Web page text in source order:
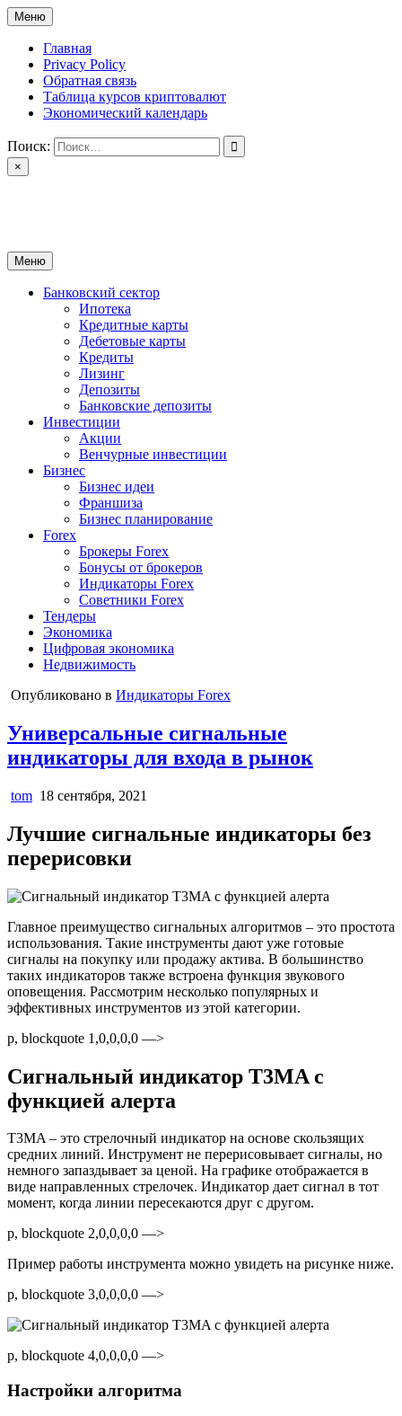
Перейти
к
содержимому
Меню
Главная
Privacy Policy
Обратная связь
Таблица курсов криптовалют
Экономический календарь
Поиск:
×
Меню
Банковский сектор
Ипотека
Кредитные карты
Дебетовые карты
Кредиты
Лизинг
Депозиты
Банковские депозиты
Инвестиции
Акции
Венчурные инвестиции
Бизнес
Бизнес идеи
Франшиза
Бизнес планирование
Forex
Брокеры Forex
Бонусы от брокеров
Индикаторы Forex
Советники Forex
Тендеры
Экономика
Цифровая экономика
Недвижимость
Опубликовано в Индикаторы Forex
Универсальные сигнальные
индикаторы для входа в рынок
tom 18 сентября, 2021
Лучшие сигнальные индикаторы без
перерисовки
Главное преимущество сигнальных алгоритмов – это простота
использования. Такие инструменты дают уже готовые
сигналы на покупку или продажу актива. В большинство
таких индикаторов также встроена функция звукового
оповещения. Рассмотрим несколько популярных и
эффективных инструментов из этой категории.
p, blockquote 1,0,0,0,0 —>
Сигнальный индикатор T3MA с
функцией алерта
T3MA – это стрелочный индикатор на основе скользящих
средних линий. Инструмент не перерисовывает сигналы, но
немного запаздывает за ценой. На графике отображается в
виде направленных стрелочек. Индикатор дает сигнал в тот
момент, когда линии пересекаются друг с другом.
p, blockquote 2,0,0,0,0 —>
Пример работы инструмента можно увидеть на рисунке ниже.
p, blockquote 3,0,0,0,0 —>
p, blockquote 4,0,0,0,0 —>
Настройки алгоритма